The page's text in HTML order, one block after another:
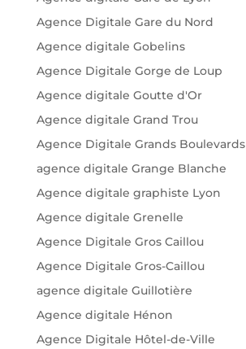
Agence Digitale Gare du Nord
Agence digitale Gobelins
Agence Digitale Gorge de Loup
Agence digitale Goutte d'Or
Agence digitale Grand Trou
Agence Digitale Grands Boulevards
agence digitale Grange Blanche
Agence digitale graphiste Lyon
Agence digitale Grenelle
Agence Digitale Gros Caillou
Agence Digitale Gros-Caillou
agence digitale Guillotière
Agence digitale Hénon
Agence Digitale Hôtel-de-Ville